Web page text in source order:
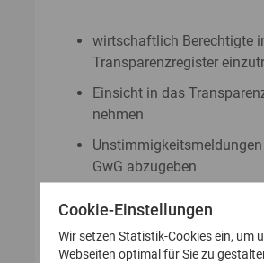
wirtschaftlich Berechtigte
Transparenzregister
Einsicht in das
nehmen
GwG abzugeben
GwG zu stellen
Cookie-Einstellungen
Wir setzen Statistik-Cookies ein, um
Webseiten optimal für Sie zu